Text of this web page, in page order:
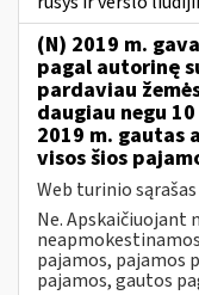
(N) 2019 m.
pagal autorinę
pardaviau
daugiau negu
2019 m. gautas
visos šios
Web turinio sąrašas
Ne. Apskaičiuojant
pajamos, pajamos
pajamos, gautos